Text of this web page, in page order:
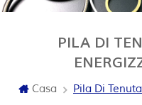
PILA DI
Casa Pila Di